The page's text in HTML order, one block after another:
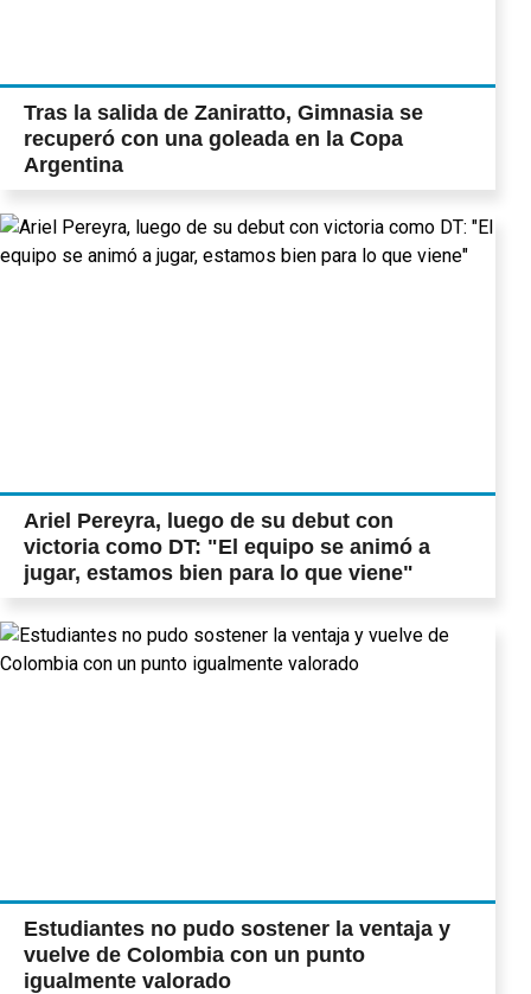
Tras la salida de Zaniratto, Gimnasia se
recuperó con una goleada en la Copa
Argentina
Ariel Pereyra, luego de su debut con
victoria como DT: "El equipo se animó a
jugar, estamos bien para lo que viene"
Estudiantes no pudo sostener la ventaja y
vuelve de Colombia con un punto
igualmente valorado